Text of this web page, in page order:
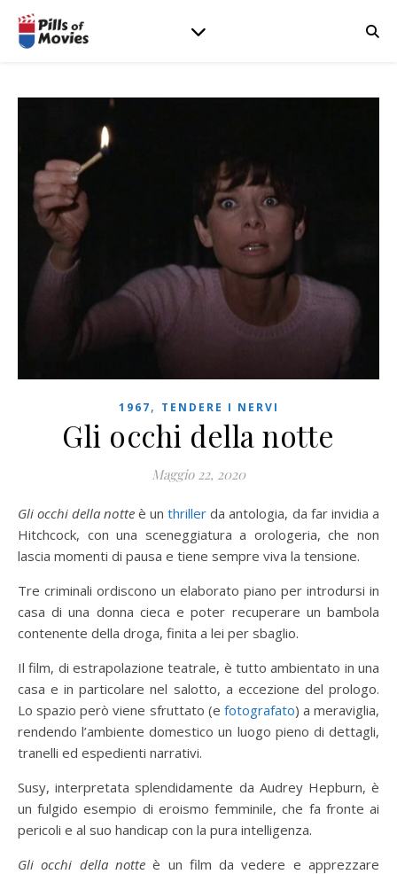
1967, TENDERE I NERVI
Gli occhi della notte
Maggio 22, 2020
Gli occhi della notte è unthriller da antologia, da far invidia a
Hitchcock, con una sceneggiatura a orologeria, che non
lascia momenti di pausa e tiene sempre viva la tensione.
Tre criminali ordiscono un elaborato piano per introdursi in
casa di una donna cieca e poter recuperare un bambola
contenente della droga, finita a lei per sbaglio.
Il film, di estrapolazione teatrale, è tutto ambientato in una
casa e in particolare nel salotto, a eccezione del prologo.
Lo spazio però viene sfruttato (e fotografato) a meraviglia,
rendendo l’ambiente domestico un luogo pieno di dettagli,
tranelli ed espedienti narrativi.
Susy, interpretata splendidamente da Audrey Hepburn, è
un fulgido esempio di eroismo femminile, che fa fronte ai
pericoli e al suo handicap con la pura intelligenza.
Gli occhi della notteè un film da vedere e apprezzare